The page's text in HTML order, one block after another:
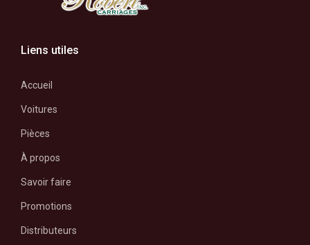
Liens utiles
Accueil
Voitures
Pièces
À propos
Savoir faire
Promotions
Distributeurs